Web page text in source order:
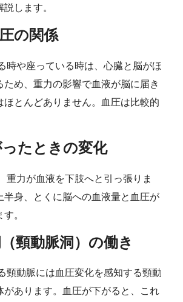
します。
の関係
時や座っている時は、心臓と脳がほ
め、重力の影響で血液が脳に届き
ほとんどありません。血圧は比較的
たときの変化
重力が血液を下肢へと引っ張りま
半身、とくに脳への血液量と血圧が
。
頸動脈洞）の働き
頸動脈には血圧変化を感知する頸動
があります。血圧が下がると、これ